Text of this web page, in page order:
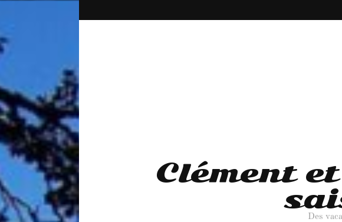
Clément
Des